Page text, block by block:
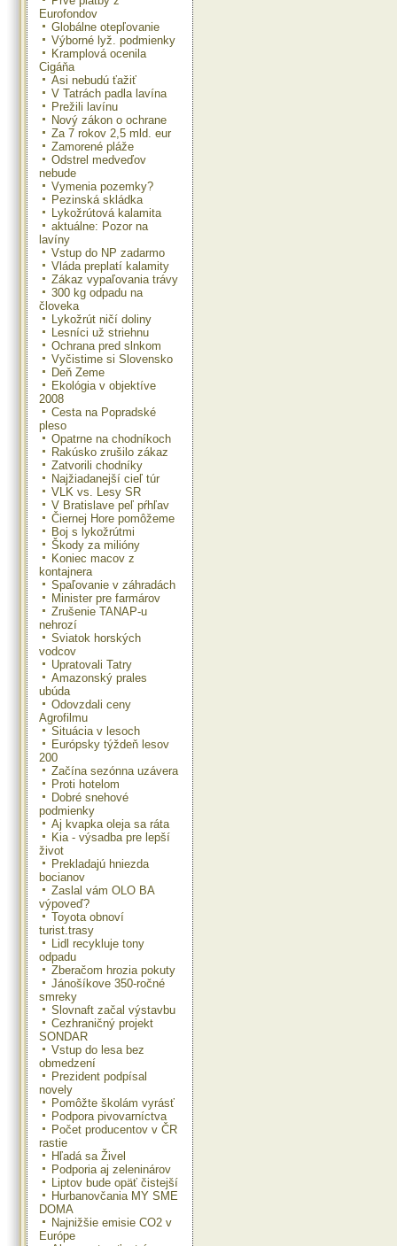
Eurofondov
Globálne otepľovanie
Výborné lyž. podmienky
Kramplová ocenila
Cigáňa
Asi nebudú ťažiť
V Tatrách padla lavína
Prežili lavínu
Nový zákon o ochrane
Za 7 rokov 2,5 mld. eur
Zamorené pláže
Odstrel medveďov
nebude
Vymenia pozemky?
Pezinská skládka
Lykožrútová kalamita
aktuálne: Pozor na
lavíny
Vstup do NP zadarmo
Vláda preplatí kalamity
Zákaz vypaľovania trávy
300 kg odpadu na
človeka
Lykožrút ničí doliny
Lesníci už striehnu
Ochrana pred slnkom
Vyčistime si Slovensko
Deň Zeme
Ekológia v objektíve
2008
Cesta na Popradské
pleso
Opatrne na chodníkoch
Rakúsko zrušilo zákaz
Zatvorili chodníky
Najžiadanejší cieľ túr
VLK vs. Lesy SR
V Bratislave peľ pŕhľav
Čiernej Hore pomôžeme
Boj s lykožrútmi
Škody za milióny
Koniec macov z
kontajnera
Spaľovanie v záhradách
Minister pre farmárov
Zrušenie TANAP-u
nehrozí
Sviatok horských
vodcov
Upratovali Tatry
Amazonský prales
ubúda
Odovzdali ceny
Agrofilmu
Situácia v lesoch
Európsky týždeň lesov
200
Začína sezónna uzávera
Proti hotelom
Dobré snehové
podmienky
Aj kvapka oleja sa ráta
Kia - výsadba pre lepší
život
Prekladajú hniezda
bocianov
Zaslal vám OLO BA
výpoveď?
Toyota obnoví
turist.trasy
Lidl recykluje tony
odpadu
Zberačom hrozia pokuty
Jánošíkove 350-ročné
smreky
Slovnaft začal výstavbu
Cezhraničný projekt
SONDAR
Vstup do lesa bez
obmedzení
Prezident podpísal
novely
Pomôžte školám vyrásť
Podpora pivovarníctva
Počet producentov v ČR
rastie
Hľadá sa Živel
Podporia aj zeleninárov
Liptov bude opäť čistejší
Hurbanovčania MY SME
DOMA
Najnižšie emisie CO2 v
Európe